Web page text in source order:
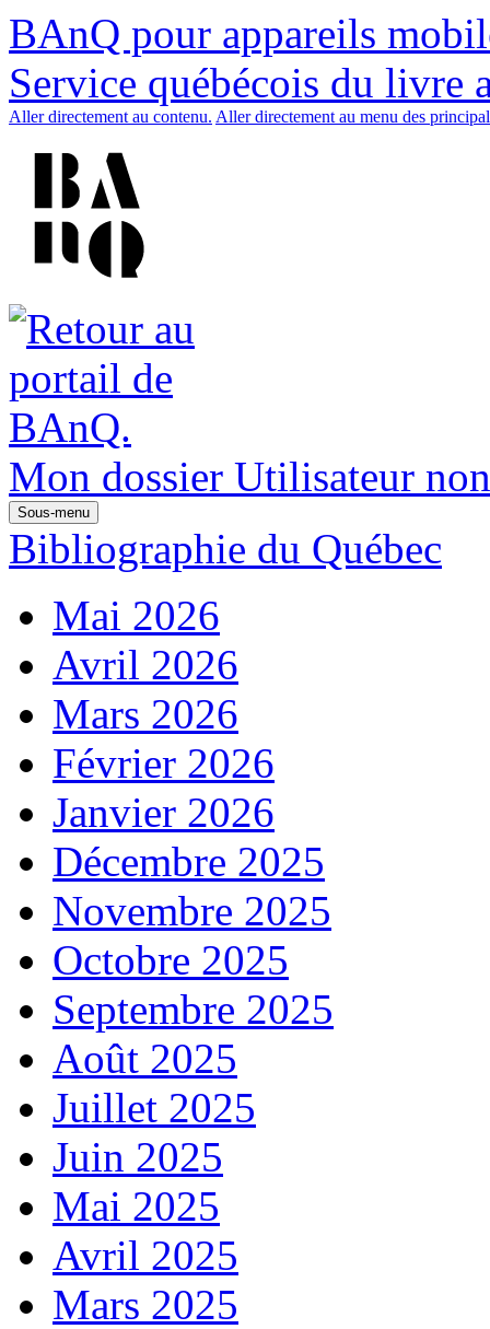
BAnQ pour appareils
Service québécois du livre
Aller directement au contenu. Aller directement au menu des
Mon dossier Utilisateur
Sous-menu
Bibliographie du Québec
Mai 2026
Avril 2026
Mars 2026
Février 2026
Janvier 2026
Décembre 2025
Novembre 2025
Octobre 2025
Septembre 2025
Août 2025
Juillet 2025
Juin 2025
Mai 2025
Avril 2025
Mars 2025